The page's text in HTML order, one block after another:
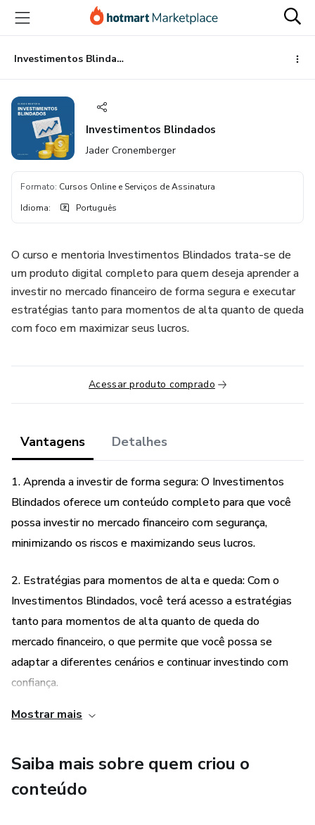
para
conteúdo
principal
para
pagamento
para
rodapé
Investimentos Blindados
Investimentos Blindados
Jader Cronemberger
Formato: Cursos Online e Serviços de Assinatura
Idioma: Português
O curso e mentoria Investimentos Blindados trata-se de
um produto digital completo para quem deseja aprender a
investir no mercado financeiro de forma segura e executar
estratégias tanto para momentos de alta quanto de queda
com foco em maximizar seus lucros.
Acessar produto comprado
Vantagens Detalhes
1. Aprenda a investir de forma segura: O Investimentos
Blindados oferece um conteúdo completo para que você
possa investir no mercado financeiro com segurança,
minimizando os riscos e maximizando seus lucros.
2. Estratégias para momentos de alta e queda: Com o
Investimentos Blindados, você terá acesso a estratégias
tanto para momentos de alta quanto de queda do
mercado financeiro, o que permite que você possa se
adaptar a diferentes cenários e continuar investindo com
confiança.
3. Mentoria personalizada: Além do curso completo, o
para que você possa tirar suas dúvidas e receber
orientações específicas para o seu perfil de investidor, o
Mostrar mais
Saiba mais sobre quem criou o
conteúdo